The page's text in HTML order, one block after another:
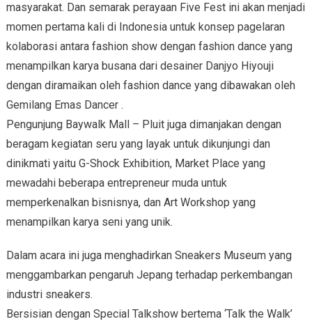
masyarakat. Dan semarak perayaan Five Fest ini akan menjadi
momen pertama kali di Indonesia untuk konsep pagelaran
kolaborasi antara fashion show dengan fashion dance yang
menampilkan karya busana dari desainer Danjyo Hiyouji
dengan diramaikan oleh fashion dance yang dibawakan oleh
Gemilang Emas Dancer .
Pengunjung Baywalk Mall – Pluit juga dimanjakan dengan
beragam kegiatan seru yang layak untuk dikunjungi dan
dinikmati yaitu G-Shock Exhibition, Market Place yang
mewadahi beberapa entrepreneur muda untuk
memperkenalkan bisnisnya, dan Art Workshop yang
menampilkan karya seni yang unik.
Dalam acara ini juga menghadirkan Sneakers Museum yang
menggambarkan pengaruh Jepang terhadap perkembangan
industri sneakers.
Bersisian dengan Special Talkshow bertema ‘Talk the Walk’